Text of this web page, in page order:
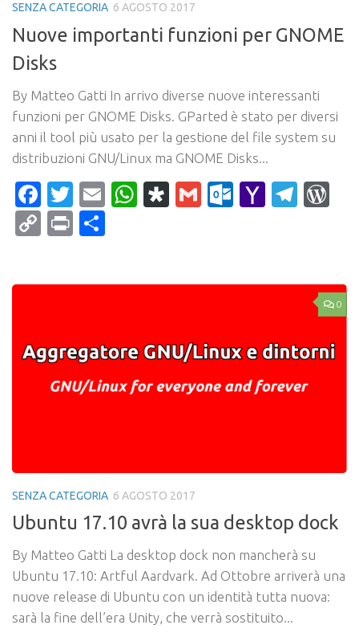
SENZA CATEGORIA 6 AGOSTO 2017
Nuove importanti funzioni per GNOME
Disks
By Matteo Gatti In arrivo diverse nuove interessanti
funzioni per GNOME Disks. GParted è stato per diversi
anni il tool più usato per la gestione del file system su
distribuzioni GNU/Linux ma GNOME Disks...
Facebook
Twitter
EmailWhatsApp
Diaspora
Gmail Yahoo
CopyPrint
0
SENZA CATEGORIA 6 AGOSTO 2017
Ubuntu 17.10 avrà la sua desktop dock
By Matteo Gatti La desktop dock non mancherà su
Ubuntu 17.10: Artful Aardvark. Ad Ottobre arriverà una
nuove release di Ubuntu con un identità tutta nuova:
sarà la fine dell’era Unity, che verrà sostituito...